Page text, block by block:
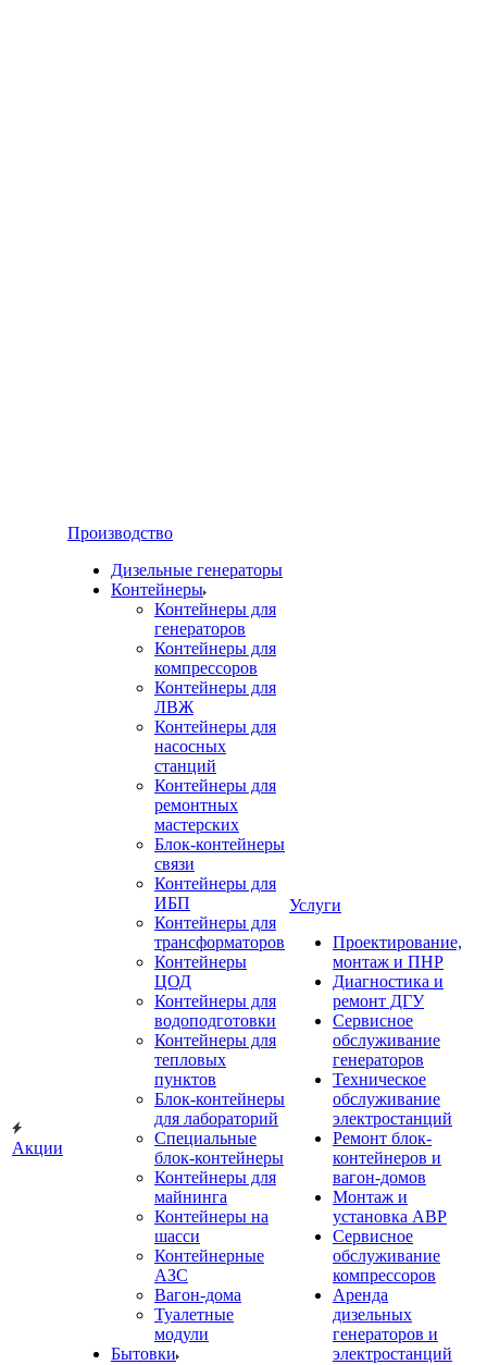
Акции
Производство
Дизельные генераторы
Контейнеры
Контейнеры для
генераторов
Контейнеры для
компрессоров
Контейнеры для
ЛВЖ
Контейнеры для
насосных
станций
Контейнеры для
ремонтных
мастерских
Блок-контейнеры
связи
Контейнеры для
ИБП
Контейнеры для
трансформаторов
Контейнеры
ЦОД
Контейнеры для
водоподготовки
Контейнеры для
тепловых
пунктов
Блок-контейнеры
для лабораторий
Специальные
блок-контейнеры
Контейнеры для
майнинга
Контейнеры на
шасси
Контейнерные
АЗС
Вагон-дома
Туалетные
модули
Бытовки
Услуги
Проектирование,
монтаж и ПНР
Диагностика и
ремонт ДГУ
Сервисное
обслуживание
генераторов
Техническое
обслуживание
электростанций
Ремонт блок-
контейнеров и
вагон-домов
Монтаж и
установка АВР
Сервисное
обслуживание
компрессоров
Аренда
дизельных
генераторов и
электростанций